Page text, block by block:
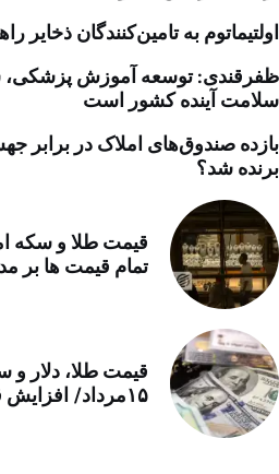
اولتیماتوم به تامین‌کنندگان ذخایر
ظفرقندی: توسعه آموزش پزشکی،
سلامت آینده کشور است
بازده صندوق‌های املاک در
برنده شد؟
تمام قیمت ها بر
قیمت طلا، دلار و
۱۵مرداد/ افزایش قیمت ها + جدول